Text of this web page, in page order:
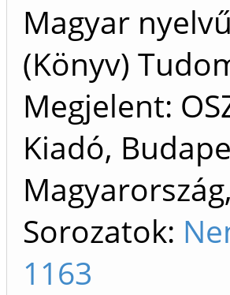
Magyar
(Könyv)
Megjelent:
Kiadó,
Sorozatok:
1163